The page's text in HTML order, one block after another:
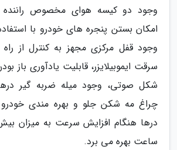
وجود دو کیسه هوای مخصوص
امکان بستن پنجره های خودرو با
وجود قفل مرکزی مجهز به کنترل از
سرقت ایموبیلایزر، قابلیت یادآوری باز
شکل صوتی، وجود میله ضربه گیر
چراغ مه شکن جلو و بهره مندی خودرو
ساعت بهره می برد.